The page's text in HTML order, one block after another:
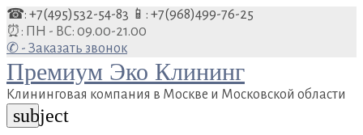
Перейти
к
содержанию
☎: +7(495)532-54-83 📱: +7(968)499-76-25
⏰: ПН - ВС: 09.00-21.00
✆ - Заказать звонок
Премиум Эко Клининг
Клининговая компания в Москве и Московской области
subject